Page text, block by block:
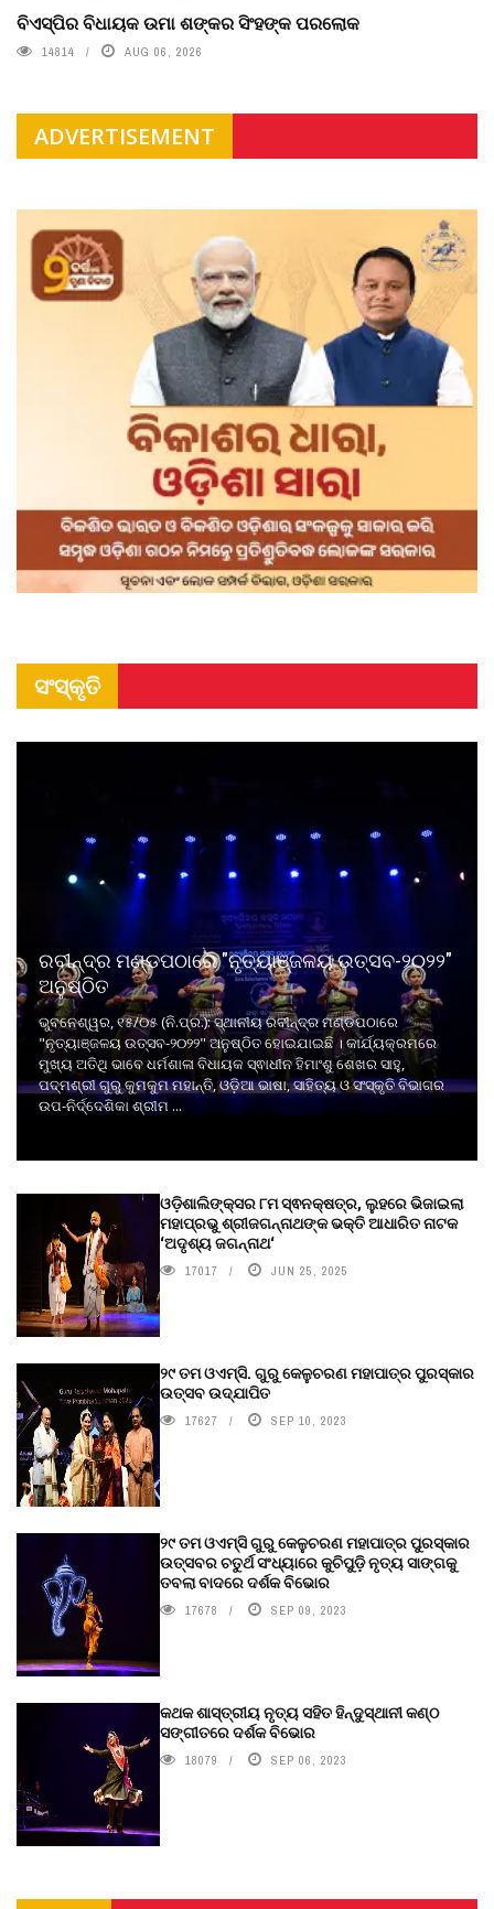
ବିଏସ୍‌ପିର ବିଧାୟକ ଉମା ଶଙ୍କର ସିଂହଙ୍କ ପରଲୋକ
14814 AUG 06, 2026
ADVERTISEMENT
ସଂସ୍କୃତି
ରବୀନ୍ଦ୍ର ମଣ୍ଡପଠାରେ "ନୃତ୍ୟାଞ୍ଜଳୟ ଉତ୍ସବ-୨୦୨୨"
ଅନୁଷ୍ଠିତ
ଭୁବନେଶ୍ୱର, ୧୫/୦୫ (ନି.ପ୍ର.): ସ୍ଥାନୀୟ ରବୀନ୍ଦ୍ର ମଣ୍ଡପଠାରେ
"ନୃତ୍ୟାଞ୍ଜଳୟ ଉତ୍ସବ-୨୦୨୨" ଅନୁଷ୍ଠିତ ହୋଇଯାଇଛି । କାର୍ଯ୍ୟକ୍ରମରେ
ମୁଖ୍ୟ ଅତିଥି ଭାବେ ଧର୍ମଶାଳା ବିଧାୟକ ସ୍ଵାଧୀନ ହିମାଂଶୁ ଶେଖର ସାହୁ,
ପଦ୍ମଶ୍ରୀ ଗୁରୁ କୁମକୁମ ମହାନ୍ତି, ଓଡ଼ିଆ ଭାଷା, ସାହିତ୍ୟ ଓ ସଂସ୍କୃତି ବିଭାଗର
ଉପ-ନିର୍ଦ୍ଦେଶିକା ଶ୍ରୀମ ...
ଓଡ଼ିଶାଲିଙ୍କ୍ସର ୮ମ ସ୍ଵନକ୍ଷତ୍ର, ଲୁହରେ ଭିଜାଇଲା
ମହାପ୍ରଭୁ ଶ୍ରୀଜଗନ୍ନାଥଙ୍କ ଭକ୍ତି ଆଧାରିତ ନାଟକ
‘ଅଦୃଶ୍ୟ ଜଗନ୍ନାଥ‘
17017 JUN 25, 2025
୨୯ ତମ ଓଏମ୍‌ସି. ଗୁରୁ କେଳୁଚରଣ ମହାପାତ୍ର ପୁରସ୍କାର
ଉତ୍ସବ ଉଦ୍‍ଯାପିତ
17627 SEP 10, 2023
୨୯ ତମ ଓଏମ୍‌ସି ଗୁରୁ କେଳୁଚରଣ ମହାପାତ୍ର ପୁରସ୍କାର
ଉତ୍ସବର ଚତୁର୍ଥ ସଂଧ୍ୟାରେ କୁଚିପୁଡ଼ି ନୃତ୍ୟ ସାଙ୍ଗକୁ
ତବଲା ବାଦରେ ଦର୍ଶକ ବିଭୋର
17678 SEP 09, 2023
କଥକ ଶାସ୍ତ୍ରୀୟ ନୃତ୍ୟ ସହିତ ହିନ୍ଦୁସ୍ଥାନୀ କଣ୍ଠ
ସଙ୍ଗୀତରେ ଦର୍ଶକ ବିଭୋର
18079 SEP 06, 2023